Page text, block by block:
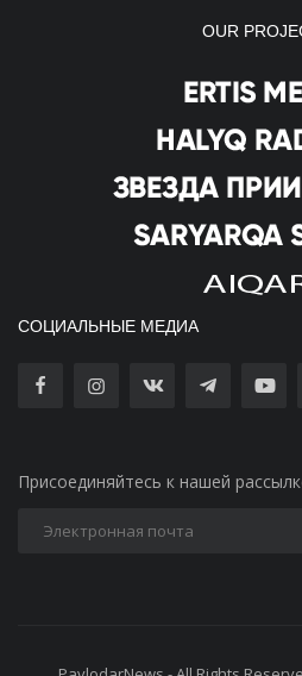
OUR
СОЦИАЛЬНЫЕ МЕДИА
Присоединяйтесь к нашей